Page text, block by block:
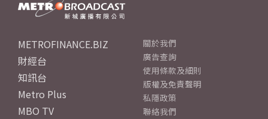
METROFINANCE.BIZ
財經台
知訊台
Metro Plus
MBO TV
關於我們
廣告查詢
使用條款及細則
版權及免責聲明
私隱政策
聯絡我們